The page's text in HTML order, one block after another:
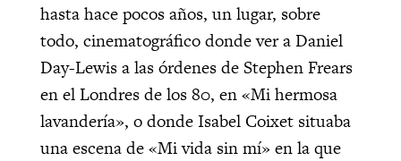
hasta hace pocos años, un lugar, sobre
todo, cinematográfico donde ver a Daniel
Day-Lewis a las órdenes de Stephen Frears
en el Londres de los 80, en «Mi hermosa
lavandería», o donde Isabel Coixet situaba
una escena de «Mi vida sin mí» en la que